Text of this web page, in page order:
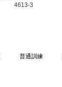
4613-3
普通訓練